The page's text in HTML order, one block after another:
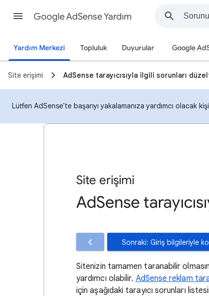
Google AdSense Yardım
Yardım Merkezi Topluluk Duyurular Google
Site erişimi AdSense tarayıcısıyla ilgili sorunları
Lütfen AdSense'te başarıyı yakalamanıza yardımcı olacak
Site erişimi
AdSense
Sonraki: Giriş bilgileriyle
Sitenizin tamamen taranabilir
yardımcı olabilir. AdSense reklam
için aşağıdaki tarayıcı sorunları